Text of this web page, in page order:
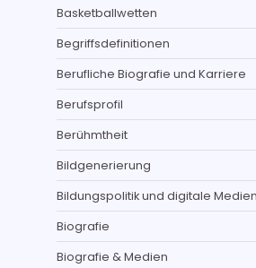
Basketballwetten
Begriffsdefinitionen
Berufliche Biografie und Karriere
Berufsprofil
Berühmtheit
Bildgenerierung
Bildungspolitik und digitale Medien
Biografie
Biografie & Medien